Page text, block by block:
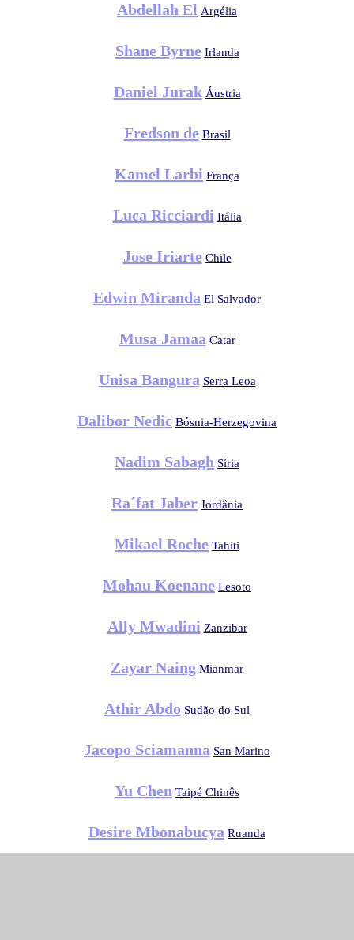
Abdellah El Argélia
Shane Byrne Irlanda
Daniel Jurak Áustria
Fredson de Brasil
Kamel Larbi França
Luca Ricciardi Itália
Jose Iriarte Chile
Edwin Miranda El Salvador
Musa Jamaa Catar
Unisa Bangura Serra Leoa
Dalibor Nedic Bósnia-Herzegovina
Nadim Sabagh Síria
Ra´fat Jaber Jordânia
Mikael Roche Tahiti
Mohau Koenane Lesoto
Ally Mwadini Zanzibar
Zayar Naing Mianmar
Athir Abdo Sudão do Sul
Jacopo Sciamanna San Marino
Yu Chen Taipé Chinês
Desire Mbonabucya Ruanda